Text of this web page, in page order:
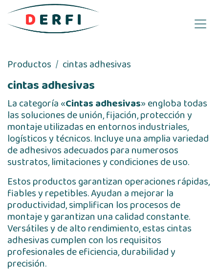
Ir al contenido
Productos cintas adhesivas
cintas adhesivas
La categoría «Cintas adhesivas» engloba todas
las soluciones de unión, fijación, protección y
montaje utilizadas en entornos industriales,
logísticos y técnicos. Incluye una amplia variedad
de adhesivos adecuados para numerosos
sustratos, limitaciones y condiciones de uso.
Estos productos garantizan operaciones rápidas,
fiables y repetibles. Ayudan a mejorar la
productividad, simplifican los procesos de
montaje y garantizan una calidad constante.
Versátiles y de alto rendimiento, estas cintas
adhesivas cumplen con los requisitos
profesionales de eficiencia, durabilidad y
precisión.